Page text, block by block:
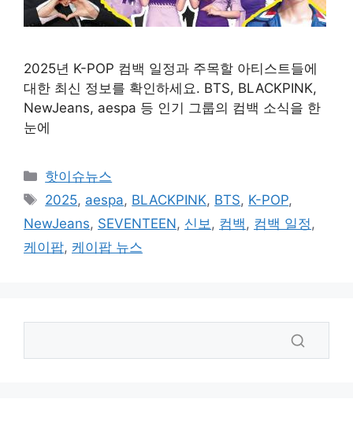
2025년 K-POP 컴백 일정과 주목할 아티스트들에
대한 최신 정보를 확인하세요. BTS, BLACKPINK,
NewJeans, aespa 등 인기 그룹의 컴백 소식을 한
눈에
카
테
리
핫이슈뉴스
태
그
2025, aespa, BLACKPINK, BTS, K-POP,
NewJeans, SEVENTEEN, 신보, 컴백, 컴백 일정,
케이팝, 케이팝 뉴스